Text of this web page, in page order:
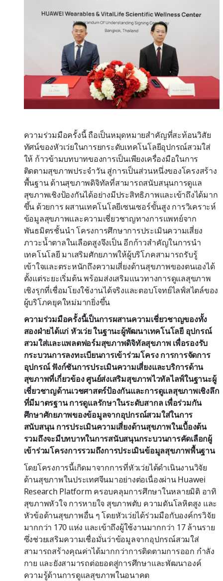
ความร่วมมือครั้งนี้ ถือเป็นหมุดหมายสำคัญที่สะท้อนวิสัย
ทัศน์ของหัวเว่ยในการยกระดับเทคโนโลยีอุปกรณ์สวมใส่
ให้ ก้าวข้ามบทบาทของการเป็นเพียงเครื่องมือในการ
ติดตามสุขภาพประจำวัน สู่การเป็นส่วนหนึ่งของโครงสร้าง
พื้นฐาน ด้านสุขภาพดิจิทัลที่สามารถสนับสนุนการดูแล
สุขภาพเชิงป้องกันได้อย่างมีประสิทธิภาพและเข้าถึงได้มาก
ขึ้น ด้วยการ ผสานเทคโนโลยีเซนเซอร์ขั้นสูง การวิเคราะห์
ข้อมูลสุขภาพและความเชี่ยวชาญทางการแพทย์จาก
พันธมิตรชั้นนำ โครงการศึกษาการประเมินความเสี่ยง
ภาวะน้ำตาลในเลือดสูงจึงเป็น อีกก้าวสำคัญในการนำ
เทคโนโลยี มาเสริมศักยภาพให้ผู้บริโภคสามารถรับรู้
เข้าใจและตระหนักถึงความเสี่ยงด้านสุขภาพของตนเองได้
ตั้งแต่ระยะเริ่มต้น พร้อมส่งเสริมแนวทางการดูแลสุขภาพ
เชิงรุกที่เชื่อมโยงใช้งานได้จริงและตอบโจทย์ไลฟ์สไตล์ของ
ผู้บริโภคยุคใหม่มากยิ่งขึ้น
ความร่วมมือครั้งนี้เป็นการผสานความเชี่ยวชาญของทั้ง
สองฝ่ายได้แก่ หัวเว่ย ในฐานะผู้พัฒนาเทคโนโลยี อุปกรณ์
สวมใส่และแพลตฟอร์มสุขภาพดิจิทัลสุขภาพ เพื่อรองรับ
กระบวนการลงทะเบียนการเข้าร่วมโครง การการจัดการ
อุปกรณ์ ฟังก์ชันการประเมินความเสี่ยงและบริการด้าน
สุขภาพที่เกี่ยวข้องศูนย์ส่งเสริมสุขภาพไวทัลไลฟ์ในฐานะผู้
เชี่ยวชาญด้านเวชศาสตร์ป้องกันและการดูแลสุขภาพเชิงลึก
ที่มีมาตรฐาน การดูแลรักษาในระดับสากล เพื่อร่วมกัน
ศึกษาศักยภาพของข้อมูลจากอุปกรณ์สวมใส่ในการ
สนับสนุน การประเมินความเสี่ยงด้านสุขภาพในเบื้องต้น
รวมถึงจะมีบทบาทในการสนับสนุนกระบวนการคัดเลือกผู้
เข้าร่วมโครงการรวมถึงการประเมินข้อมูลสุขภาพพื้นฐาน
โดยโครงการนี้เกิดมาจากการที่หัวเว่ยได้ดำเนินงานวิจัย
ด้านสุขภาพในประเทศจีนมาอย่างต่อเนื่องผ่าน Huawei
Research Platform ครอบคลุมการศึกษาในหลายมิติ อาทิ
สุขภาพหัวใจ การหายใจ สุขภาพตับ ความดันโลหิตสูง และ
หัวข้อด้านสุขภาพอื่น ๆ โดยหัวเว่ยได้ร่วมมือกับองค์กรวิจัย
มากกว่า 170 แห่ง และเข้าถึงผู้ใช้งานมากกว่า 17 ล้านราย
ซึ่งช่วยเสริมความเชื่อมั่นว่าข้อมูลจากอุปกรณ์สวมใส่
สามารถสร้างคุณค่าได้มากกว่าการติดตามการออก กำลัง
กาย และยังสามารถต่อยอดสู่การศึกษาและพัฒนาองค์
ความรู้ด้านการดูแลสุขภาพในอนาคต